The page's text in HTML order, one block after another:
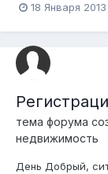
владеет только
выше аль-
18 Января 2013
тема форума
недвижимость
День Добрый,